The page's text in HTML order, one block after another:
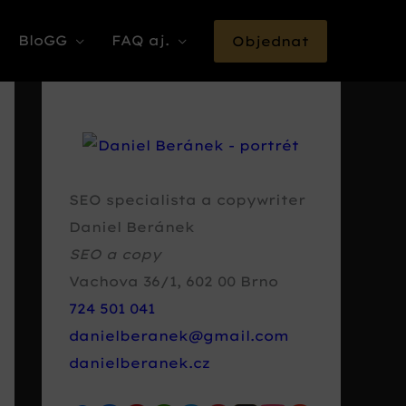
BloGG FAQ aj. Objednat
SEO specialista a copywriter
Daniel Beránek
SEO a copy
Vachova 36/1, 602 00 Brno
724 501 041
danielberanek@gmail.com
danielberanek.cz